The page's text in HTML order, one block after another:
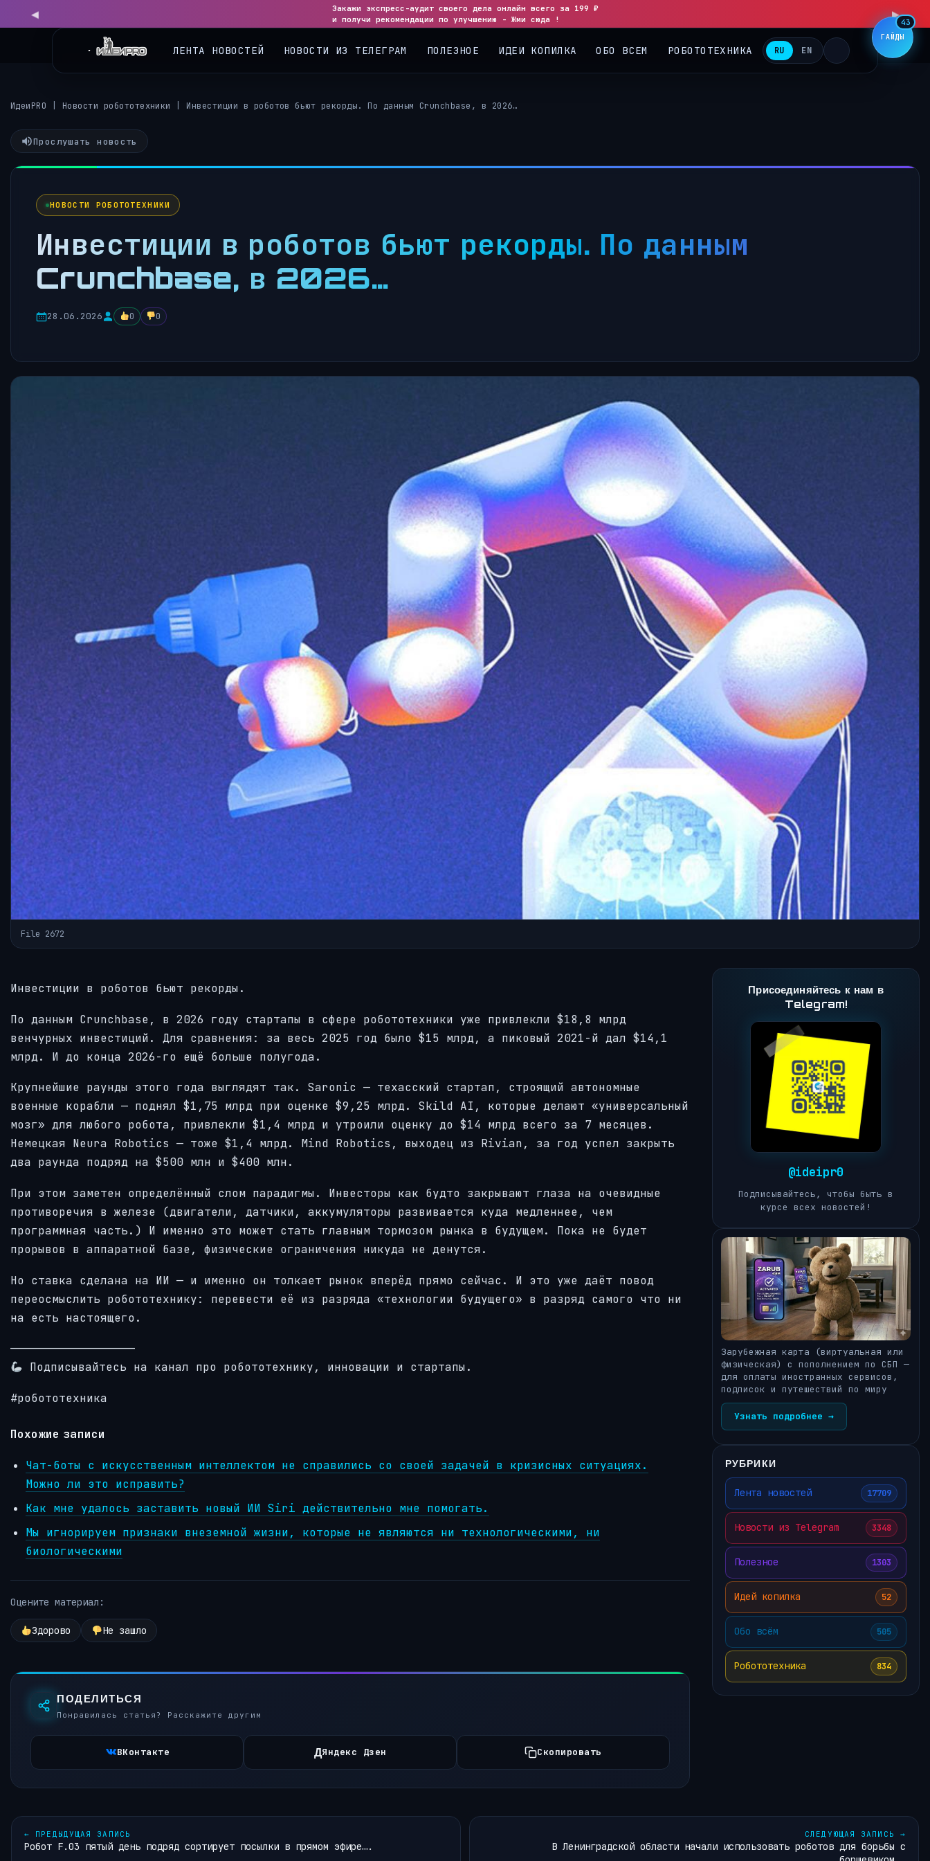
◀
Закажи экспресс-аудит своего дела онлайн всего за 199 ₽
и получи рекомендации по улучшению - Жми сюда !
▶
RU EN
ИдеиPRO Новости робототехники Инвестиции в роботов бьют рекорды. По данным Crunchbase, в 2026…
Прослушать новость
НОВОСТИ РОБОТОТЕХНИКИ
Инвестиции в роботов бьют рекорды. По данным
Crunchbase, в 2026…
28.06.2026 0 0
File 2672
Инвестиции в роботов бьют рекорды.
По данным Crunchbase, в 2026 году стартапы в сфере робототехники уже привлекли $18,8 млрд
венчурных инвестиций. Для сравнения: за весь 2025 год было $15 млрд, а пиковый 2021-й дал $14,1
млрд. И до конца 2026-го ещё больше полугода.
Крупнейшие раунды этого года выглядят так. Saronic — техасский стартап, строящий автономные
военные корабли — поднял $1,75 млрд при оценке $9,25 млрд. Skild AI, которые делают «универсальный
мозг» для любого робота, привлекли $1,4 млрд и утроили оценку до $14 млрд всего за 7 месяцев.
Немецкая Neura Robotics — тоже $1,4 млрд. Mind Robotics, выходец из Rivian, за год успел закрыть
два раунда подряд на $500 млн и $400 млн.
При этом заметен определённый слом парадигмы. Инвесторы как будто закрывают глаза на очевидные
противоречия в железе (двигатели, датчики, аккумуляторы развивается куда медленнее, чем
программная часть.) И именно это может стать главным тормозом рынка в будущем. Пока не будет
прорывов в аппаратной базе, физические ограничения никуда не денутся.
Но ставка сделана на ИИ — и именно он толкает рынок вперёд прямо сейчас. И это уже даёт повод
переосмыслить робототехнику: перевести её из разряда «технологии будущего» в разряд самого что ни
на есть настоящего.
——————————————————
Подписывайтесь на канал про робототехнику, инновации и стартапы.
#робототехника
Похожие записи
Чат-боты с искусственным интеллектом не справились со своей задачей в кризисных ситуациях.
Можно ли это исправить?
Как мне удалось заставить новый ИИ Siri действительно мне помогать.
Мы игнорируем признаки внеземной жизни, которые не являются ни технологическими, ни
биологическими
Оцените материал:
Здорово Не зашло
ПОДЕЛИТЬСЯ
Понравилась статья? Расскажите другим
ВКонтакте ДЯндекс Дзен Скопировать
Присоединяйтесь к нам в
Telegram!
@ideipr0
Подписывайтесь, чтобы быть в
курсе всех новостей!
Зарубежная карта (виртуальная или
физическая) с пополнением по СБП —
для оплаты иностранных сервисов,
подписок и путешествий по миру
Узнать подробнее →
РУБРИКИ
Лента новостей 17709
Новости из Telegram 3348
Полезное 1303
Идей копилка 52
Обо всём 505
Робототехника 834
← ПРЕДЫДУЩАЯ ЗАПИСЬ
Робот F.03 пятый день подряд сортирует посылки в прямом эфире….
СЛЕДУЮЩАЯ ЗАПИСЬ →
В Ленинградской области начали использовать роботов для борьбы с
ГАЙДЫ
43